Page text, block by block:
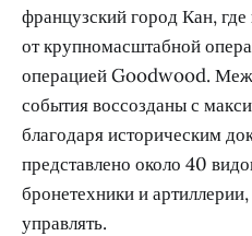
французский город Кан, где
от крупномасштабной
операцией Goodwood.
события воссозданы с
благодаря историческим
представлено около 40
бронетехники и
управлять.